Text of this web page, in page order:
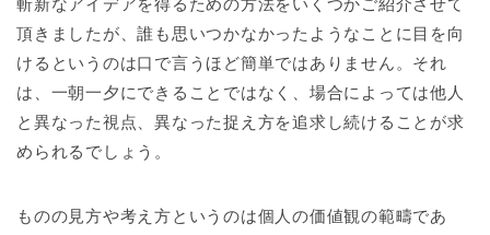
斬新なアイデアを得るための方法をいくつかご紹介させて
頂きましたが、誰も思いつかなかったようなことに目を向
けるというのは口で言うほど簡単ではありません。それ
は、一朝一夕にできることではなく、場合によっては他人
と異なった視点、異なった捉え方を追求し続けることが求
められるでしょう。
ものの見方や考え方というのは個人の価値観の範疇であ